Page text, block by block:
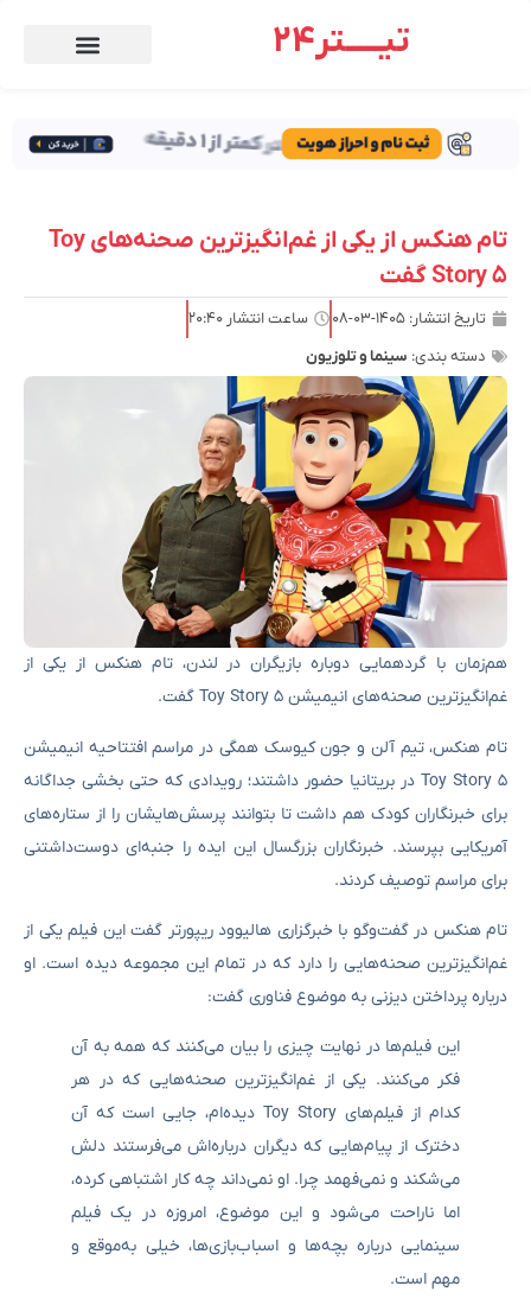
تیـــــتر24
تام هنکس از یکی از غم‌انگیزترین صحنه‌های Toy
Story 5 گفت
تاریخ انتشار: ۱۴۰۵-۰۳-۰۸ ساعت انتشار ۲۰:۴۰
دسته بندی: سینما و تلوزیون
هم‌زمان با گردهمایی دوباره بازیگران در لندن، تام هنکس از یکی از
غم‌انگیزترین صحنه‌های انیمیشن Toy Story 5 گفت.
تام هنکس، تیم آلن و جون کیوسک همگی در مراسم افتتاحیه انیمیشن
Toy Story 5 در بریتانیا حضور داشتند؛ رویدادی که حتی بخشی جداگانه
برای خبرنگاران کودک هم داشت تا بتوانند پرسش‌هایشان را از ستاره‌های
آمریکایی بپرسند. خبرنگاران بزرگسال این ایده را جنبه‌ای دوست‌داشتنی
برای مراسم توصیف کردند.
تام هنکس در گفت‌وگو با خبرگزاری هالیوود ریپورتر گفت این فیلم یکی از
غم‌انگیزترین صحنه‌هایی را دارد که در تمام این مجموعه دیده است. او
درباره پرداختن دیزنی به موضوع فناوری گفت:
این فیلم‌ها در نهایت چیزی را بیان می‌کنند که همه به آن
فکر می‌کنند. یکی از غم‌انگیزترین صحنه‌هایی که در هر
کدام از فیلم‌های Toy Story دیده‌ام، جایی است که آن
دخترک از پیام‌هایی که دیگران درباره‌اش می‌فرستند دلش
می‌شکند و نمی‌فهمد چرا. او نمی‌داند چه کار اشتباهی کرده،
اما ناراحت می‌شود و این موضوع، امروزه در یک فیلم
سینمایی درباره بچه‌ها و اسباب‌بازی‌ها، خیلی به‌موقع و
مهم است.